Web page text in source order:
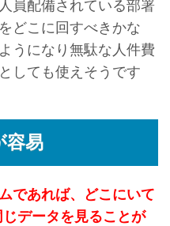
員配備されている部署
どこに回すべきかな
うになり無駄な人件費
しても使えそうです
容易
であれば、どこにいて
データを見ることが